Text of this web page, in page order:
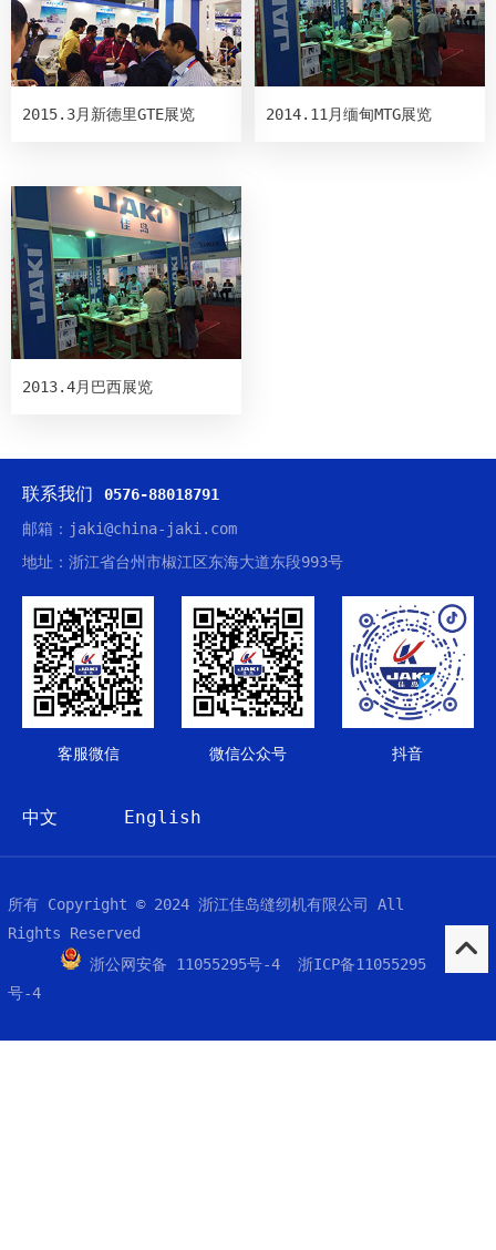
2015.3月新德里GTE展览 2014.11月缅甸MTG展览
2013.4月巴西展览
联系我们 0576-88018791
邮箱：jaki@china-jaki.com
地址：浙江省台州市椒江区东海大道东段993号
客服微信 微信公众号 抖音
中文 English
所有 Copyright © 2024 浙江佳岛缝纫机有限公司 All
Rights Reserved
浙公网安备 11055295号-4 浙ICP备11055295
号-4